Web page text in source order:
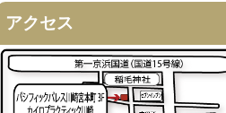
アクセス